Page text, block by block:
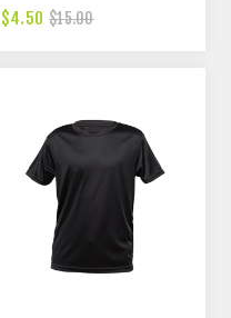
$4.50 $15.00